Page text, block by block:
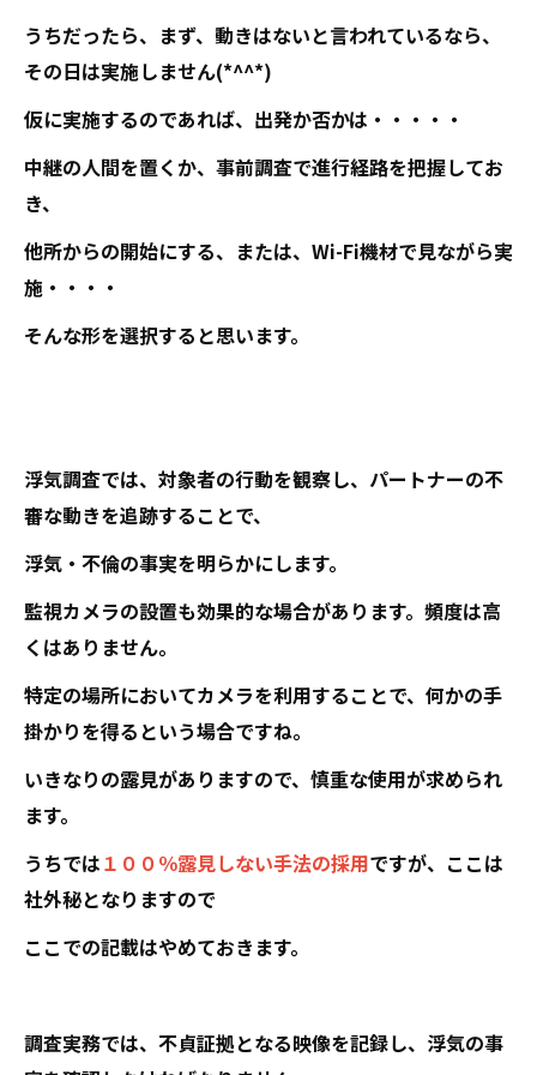
うちだったら、まず、動きはないと言われているなら、
その日は実施しません(*^^*)
仮に実施するのであれば、出発か否かは・・・・・
中継の人間を置くか、事前調査で進行経路を把握してお
き、
他所からの開始にする、または、Wi-Fi機材で見ながら実
施・・・・
そんな形を選択すると思います。
浮気調査では、対象者の行動を観察し、パートナーの不
審な動きを追跡することで、
浮気・不倫の事実を明らかにします。
監視カメラの設置も効果的な場合があります。頻度は高
くはありません。
特定の場所においてカメラを利用することで、何かの手
掛かりを得るという場合ですね。
いきなりの露見がありますので、慎重な使用が求められ
ます。
うちでは１００％露見しない手法の採用ですが、ここは
社外秘となりますので
ここでの記載はやめておきます。
調査実務では、不貞証拠となる映像を記録し、浮気の事